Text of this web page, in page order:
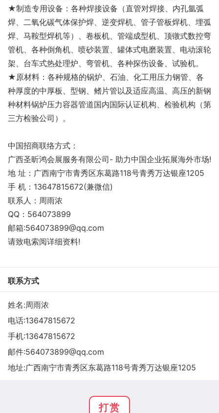
★制造专用设备：各种焊接设备（直管对焊接、内孔氩弧
焊、二氧化碳气体保护焊、逆变焊机、管子管板焊机、埋弧
焊、马鞍型焊机等）、卷板机、管端成型机、顶镦式数控弯
管机、各种倒角机、喷砂装置、罐体式电磨装置、电动滚轮
架、台车式热处理炉、弯管机、各种探伤设备、试验机。
★原材料：各种规格的锅炉、石油、化工用压力钢管、各
种厚度的中厚板、型钢、鳍片管以及适应高温、高压的新钢
种材料锅炉压力容器管道国内国际认证机构、检验机构（第
三方检验公司）。
中国招商联络方式：
广西圣昕鸿会展服务有限公司- 助力中国企业拓展海外市场!
地 址：广西南宁市青秀区东葛路118号青秀万达银座1205
手 机：13647815672(兼微信)
联系人：周雨浓
QQ：564073899
邮箱:564073899@qq.com
请致电索阅详细资料!
联系方式
姓名:周雨浓
电话:13647815672
手机:13647815672
邮件:564073899@qq.com
地址:广西南宁市青秀区东葛路118号青秀万达银座1205
打赏